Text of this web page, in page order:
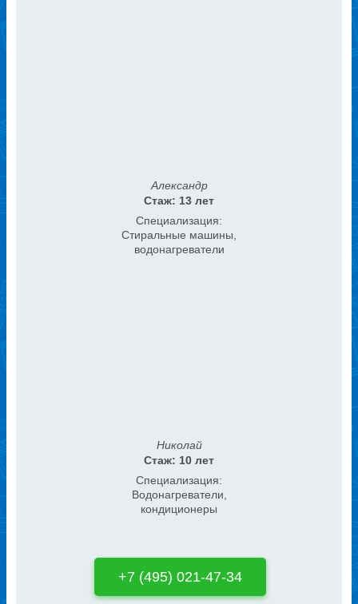
Александр
Стаж: 13 лет
Специализация:
Стиральные машины,
водонагреватели
Николай
Стаж: 10 лет
Специализация:
Водонагреватели,
кондиционеры
+7 (495) 021-47-34